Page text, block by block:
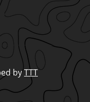
byTTT